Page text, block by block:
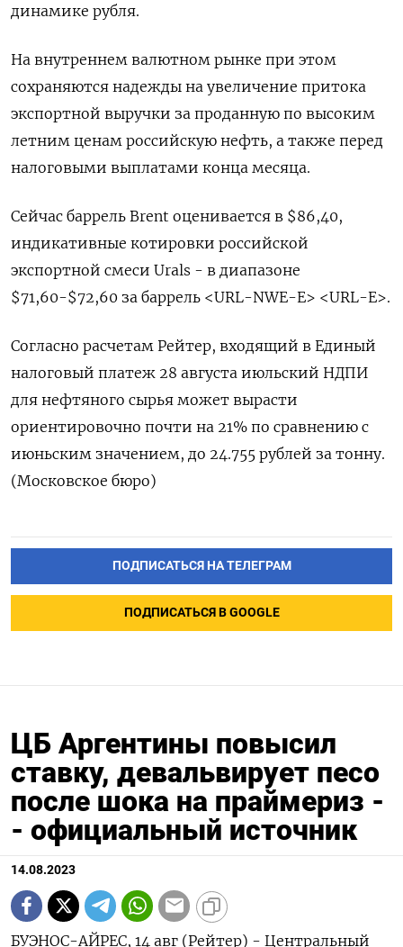
динамике рубля.
На внутреннем валютном рынке при этом
сохраняются надежды на увеличение притока
экспортной выручки за проданную по высоким
летним ценам российскую нефть, а также перед
налоговыми выплатами конца месяца.
Сейчас баррель Brent оценивается в $86,40,
индикативные котировки российской
экспортной смеси Urals - в диапазоне
$71,60-$72,60 за баррель <URL-NWE-E> <URL-E>.
Согласно расчетам Рейтер, входящий в Единый
налоговый платеж 28 августа июльский НДПИ
для нефтяного сырья может вырасти
ориентировочно почти на 21% по сравнению с
июньским значением, до 24.755 рублей за тонну.
(Московское бюро)
ПОДПИСАТЬСЯ НА ТЕЛЕГРАМ
ПОДПИСАТЬСЯ В GOOGLE
ЦБ Аргентины повысил
ставку, девальвирует песо
после шока на праймериз -
- официальный источник
14.08.2023
БУЭНОС-АЙРЕС, 14 авг (Рейтер) - Центральный